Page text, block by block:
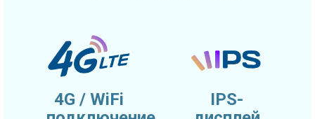
4G / WiFi
IPS-